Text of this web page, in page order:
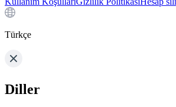
Türkçe
Diller